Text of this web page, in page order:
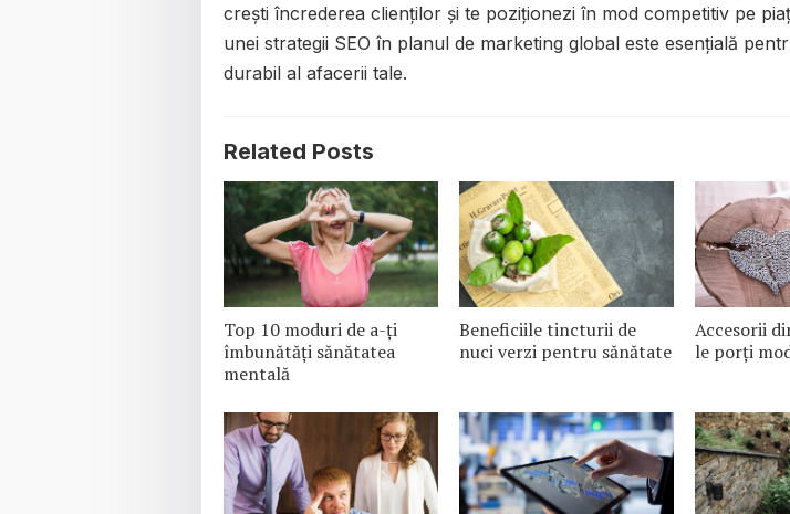
crești încrederea clienților și te poziționezi în mod competitiv pe
unei strategii SEO în planul de marketing global este esențială
durabil al afacerii tale.
Related Posts
Top 10 moduri de a-ți
îmbunătăți sănătatea
mentală
Beneficiile tincturii de
nuci verzi pentru sănătate
Accesorii
le porți